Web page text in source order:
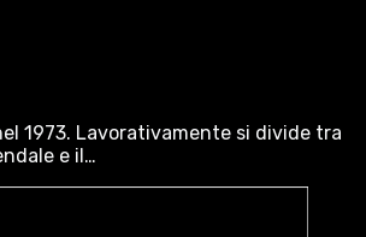
1973. Lavorativamente si divide tra
e il…